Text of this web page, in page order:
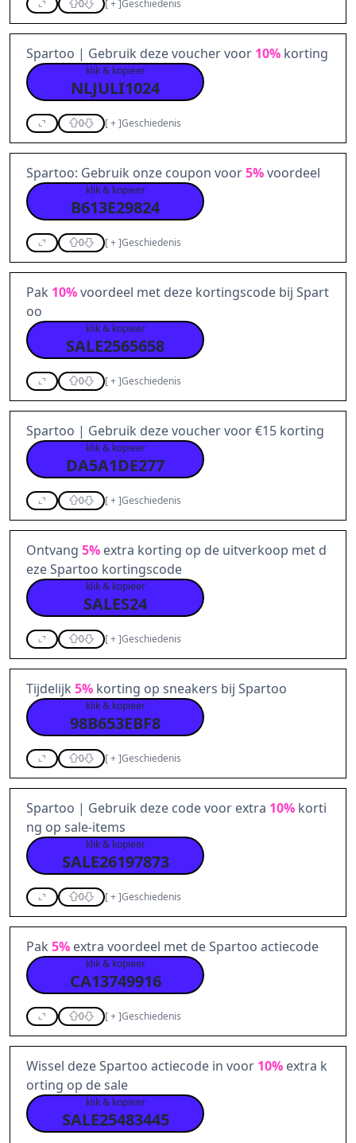
0 [+]Geschiedenis
Spartoo | Gebruik deze voucher voor 10% korting
klik & kopieer
NLJULI1024
0 [+]Geschiedenis
Spartoo: Gebruik onze coupon voor5%voordeel
klik & kopieer
B613E29824
0 [+]Geschiedenis
Pak 10%voordeel met deze kortingscode bij Spart
oo
klik & kopieer
SALE2565658
0 [+]Geschiedenis
Spartoo | Gebruik deze voucher voor €15 korting
klik & kopieer
DA5A1DE277
0 [+]Geschiedenis
Ontvang 5% extra korting op de uitverkoop met d
eze Spartoo kortingscode
klik & kopieer
SALES24
0 [+]Geschiedenis
Tijdelijk 5% korting op sneakers bij Spartoo
klik & kopieer
98B653EBF8
0 [+]Geschiedenis
Spartoo | Gebruik deze code voor extra 10% korti
ng op sale-items
klik & kopieer
SALE26197873
0 [+]Geschiedenis
Pak 5% extra voordeel met de Spartoo actiecode
klik & kopieer
CA13749916
0 [+]Geschiedenis
Wissel deze Spartoo actiecode in voor 10% extra k
orting op de sale
klik & kopieer
SALE25483445